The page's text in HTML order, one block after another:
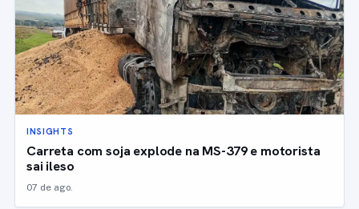
INSIGHTS
Carreta com soja explode na MS-379 e motorista
sai ileso
07 de ago.